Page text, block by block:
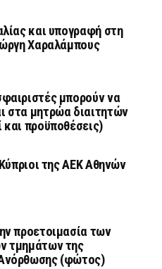
και υπογραφή στη
Χαραλάμπους
μπορούν να
στα μητρώα διαιτητών
και προϋποθέσεις)
της ΑΕΚ Αθηνών
προετοιμασία των
τμημάτων της
(φώτος)